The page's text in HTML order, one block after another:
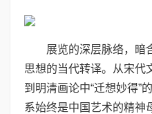
展览的深层脉络，暗
思想的当代转译。从宋代
到明清画论中“迁想妙得”
系始终是中国艺术的精神